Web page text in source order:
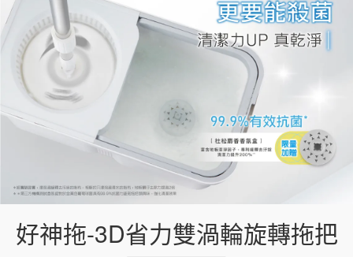
好神拖-3D省力雙渦輪旋轉拖把